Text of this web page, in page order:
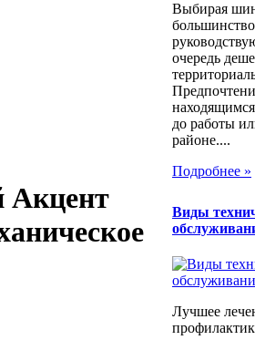
Акцент
Выбирая
очередь
до работы
районе....
Подробнее »
Виды
Лучшее